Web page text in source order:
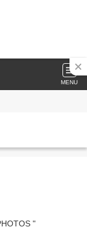
MENU